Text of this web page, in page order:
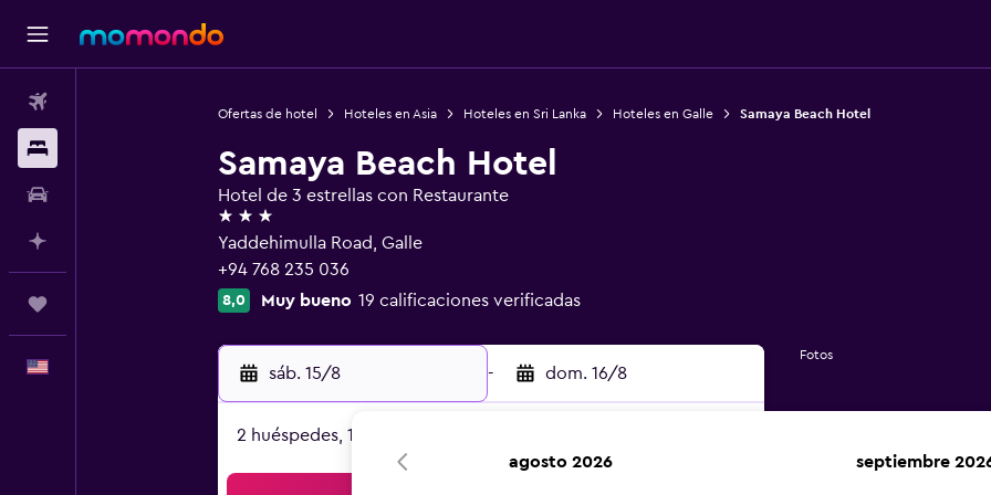
Ofertas de hotel Hoteles en Asia Hoteles en Sri Lanka Hoteles en Galle Samaya Beach Hotel
Samaya Beach Hotel
Hotel de 3 estrellas con Restaurante
3 estrellas
Yaddehimulla Road, Galle
+94 768 235 036
8,0 Muy bueno 19 calificaciones verificadas
sáb. 15/8 - dom. 16/8
2 huéspedes, 1 habitación
Fotos
agosto 2026 septiembre